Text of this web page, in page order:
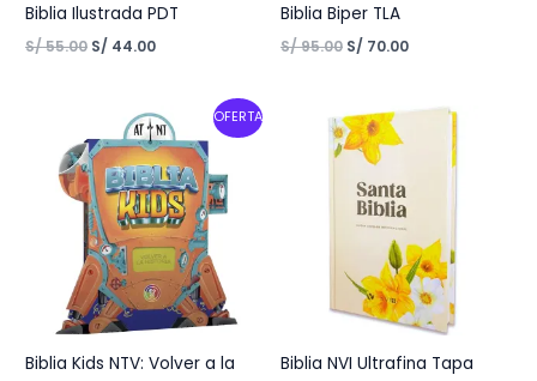
Biblia Ilustrada PDT
S/55.00 S/ 44.00
Biblia Biper TLA
S/95.00 S/ 70.00
OFERTA
Biblia Kids NTV: Volver a la
Original
price
was:
S/ 150.00.
Current
price
is:
S/ 120.00.
Biblia NVI Ultrafina Tapa